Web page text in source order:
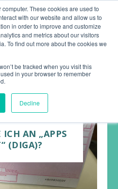
These cookies are used to
with our website and allow us to
in order to improve and customize
and metrics about our visitors
To find out more about the cookies we
be tracked when you visit this
in your browser to remember
Decline
AN „APPS
(DIGA)?